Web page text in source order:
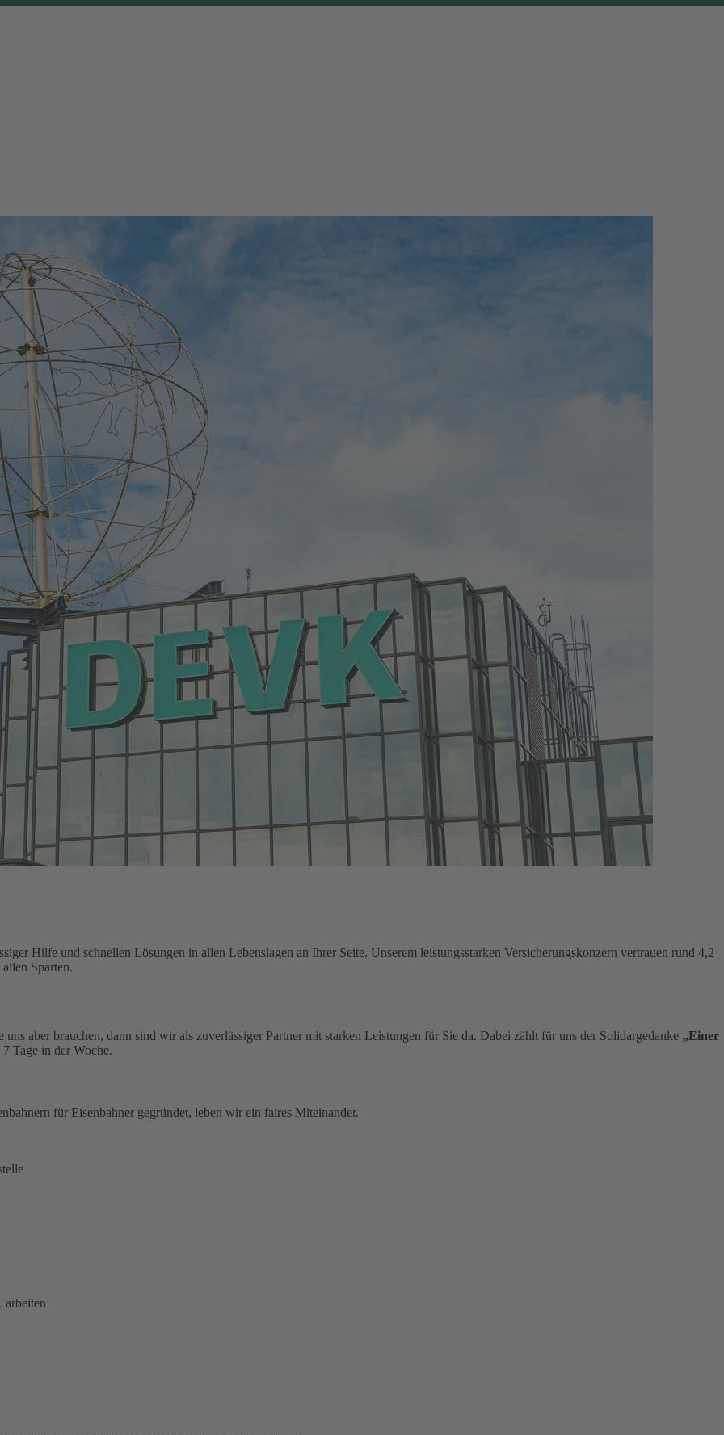
Hilfe und schnellen Lösungen in allen Lebenslagen an Ihrer Seite. Unserem leistungsstarken Versicherungskonzern vertrauen rund 4,2
Sparten.
aber brauchen, dann sind wir als zuverlässiger Partner mit starken Leistungen für Sie da. Dabei zählt für uns der Solidargedanke „Einer
Tage in der Woche.
für Eisenbahner gegründet, leben wir ein faires Miteinander.
arbeiten